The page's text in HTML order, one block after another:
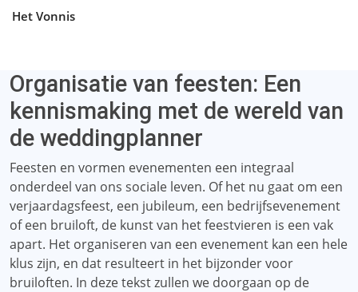
Het Vonnis
Organisatie van feesten: Een
kennismaking met de wereld van
de weddingplanner
Feesten en vormen evenementen een integraal
onderdeel van ons sociale leven. Of het nu gaat om een ​​
verjaardagsfeest, een jubileum, een bedrijfsevenement
of een bruiloft, de kunst van het feestvieren is een vak
apart. Het organiseren van een evenement kan een hele
klus zijn, en dat resulteert in het bijzonder voor
bruiloften. In deze tekst zullen we doorgaan op de